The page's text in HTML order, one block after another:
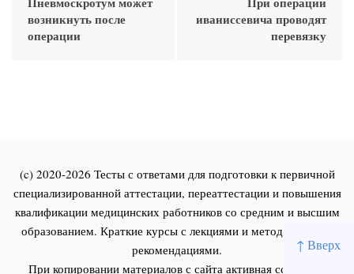
↑ Вверх
возникнуть после
операции
иваниссевича проводят
перевязку
(c) 2020-2026 Тесты с ответами для подготовки к первичной
специализированной аттестации, переаттестации и повышения
квалификации медицинских работников со средним и высшим
образованием. Краткие курсы с лекциями и методическими
рекомендациями.
При копировании материалов с сайта активная ссылка на